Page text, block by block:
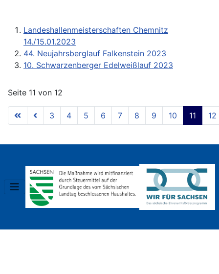
Landeshallenmeisterschaften Chemnitz
14./15.01.2023
44. Neujahrsberglauf Falkenstein 2023
10. Schwarzenberger Edelweißlauf 2023
Seite 11 von 12
3 4 5 6 7 8 9 10 11 12